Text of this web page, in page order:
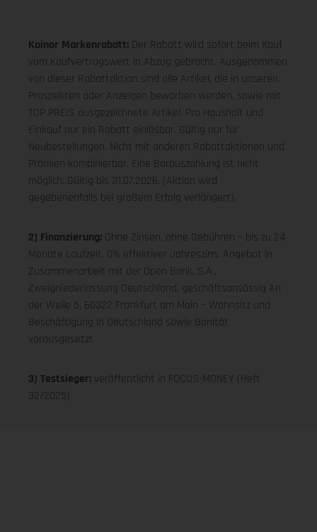
Koinor Markenrabatt: Der Rabatt wird sofort beim Kauf
vom Kaufvertragswert in Abzug gebracht. Ausgenommen
von dieser Rabattaktion sind alle Artikel, die in unseren
Prospekten oder Anzeigen beworben werden, sowie mit
TOP PREIS ausgezeichnete Artikel. Pro Haushalt und
Einkauf nur ein Rabatt einlösbar. Gültig nur für
Neubestellungen. Nicht mit anderen Rabattaktionen und
Prämien kombinierbar. Eine Barauszahlung ist nicht
möglich. Gültig bis 31.07.2026. (Aktion wird
gegebenenfalls bei großem Erfolg verlängert).
2) Finanzierung: Ohne Zinsen, ohne Gebühren – bis zu 24
Monate Laufzeit, 0% effektiver Jahreszins. Angebot in
Zusammenarbeit mit der Open Bank, S.A.,
Zweigniederlassung Deutschland, geschäftsansässig An
der Welle 5, 60322 Frankfurt am Main – Wohnsitz und
Beschäftigung in Deutschland sowie Bonität
vorausgesetzt
3) Testsieger: veröffentlicht in FOCUS-MONEY (Heft
32/2025)